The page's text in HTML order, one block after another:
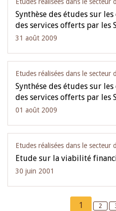
Synthèse des études sur
des services offerts par les
31 août 2009
Etudes réalisées dans le secteur
Synthése des études sur
des services offerts par les
01 août 2009
Etudes réalisées dans le secteur
Etude sur la viabilité
30 juin 2001
Current
1 Page
2